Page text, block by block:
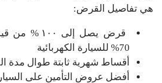
هي تفاصيل القرض:
قرض يصل إلى
70% للسيارة الكهربائية
أقساط شهرية ثابتة طوال مدة
أفضل عروض التأمين على